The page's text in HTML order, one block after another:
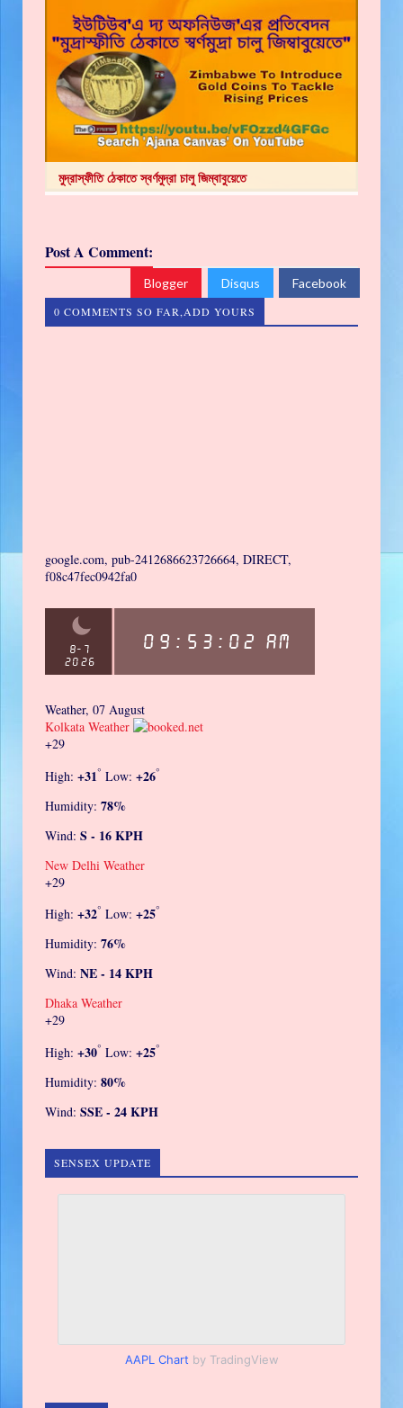
মুদ্রাস্ফীতি ঠেকাতে স্বর্ণমুদ্রা চালু জিম্বাবুয়েতে
Post A Comment:
Blogger Disqus Facebook
0 COMMENTS SO FAR,ADD YOURS
google.com, pub-2412686623726664, DIRECT,
f08c47fec0942fa0
Weather, 07 August
Kolkata Weather
+29
High: +31° Low: +26°
Humidity: 78%
Wind: S - 16 KPH
New Delhi Weather
+29
High: +32° Low: +25°
Humidity: 76%
Wind: NE - 14 KPH
Dhaka Weather
+29
High: +30° Low: +25°
Humidity: 80%
Wind: SSE - 24 KPH
SENSEX UPDATE
AAPL Chart by TradingView